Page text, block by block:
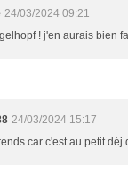
24/03/2024 09:21
! j'en aurais bien
24/03/2024 15:17
car c'est au petit